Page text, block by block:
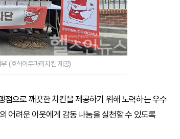
’ (호식이두마리치킨 제공)
점으로 깨끗한 치킨을 제공하기 위해 노력하는 우수
어려운 이웃에게 감동 나눔을 실천할 수 있도록